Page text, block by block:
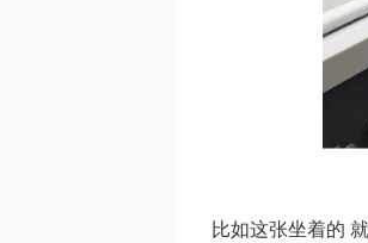
比如这张坐着的